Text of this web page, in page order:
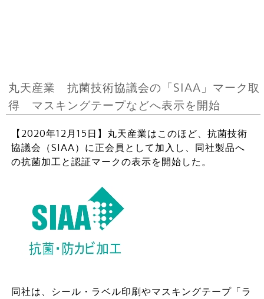
丸天産業 抗菌技術協議会の「SIAA」マーク取
得 マスキングテープなどへ表示を開始
【2020年12月15日】丸天産業はこのほど、抗菌技術
協議会（SIAA）に正会員として加入し、同社製品へ
の抗菌加工と認証マークの表示を開始した。
同社は、シール・ラベル印刷やマスキングテープ「ラ